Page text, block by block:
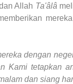
Allah Ta'âlâ
dengan
Kami tetapkan
dan siang